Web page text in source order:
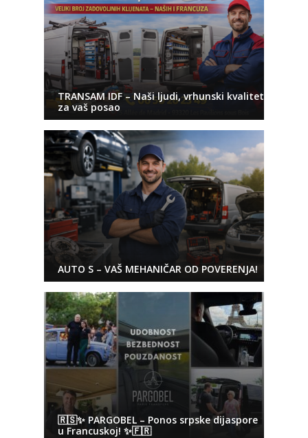
TRANSAM IDF – Naši ljudi, vrhunski kvalitet
za vaš posao
AUTO S – VAŠ MEHANIČAR OD POVERENJA!
🇷🇸✨ PARGOBEL – Ponos srpske dijaspore
u Francuskoj! ✨🇫🇷